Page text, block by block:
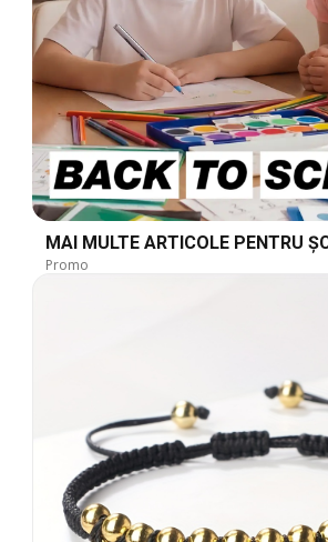
MAI MULTE ARTICOLE PENTRU
Promo